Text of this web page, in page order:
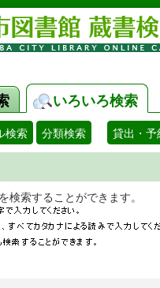
いろいろ検索
検索 分類検索 貸出・予
蔵書を検索すること